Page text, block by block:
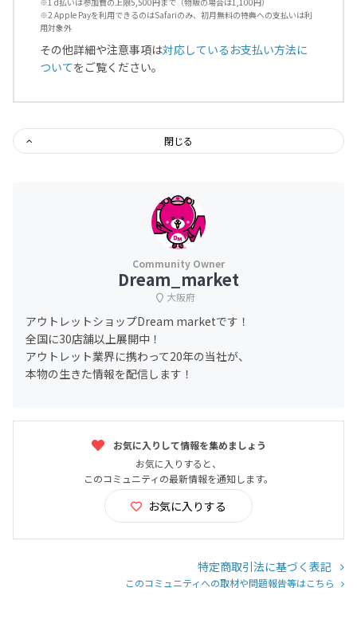
※2 Apple Payを利用できるのはSafariのみ、初月無料の特典への支払いは利
用対象外
その他詳細や注意事項は対応しているお支払い方法に
ついてをご覧ください。
閉じる
Dream_market
大阪府
アウトレットショップDream marketです！
全国に30店舗以上展開中！
アウトレット業界に携わって20年の当社が、
本物の生きた情報を配信します！
お気に入りして情報を集めましょう
お気に入りすると、
このコミュニティの最新情報を通知します。
お気に入りする
特定商取引法に基づく表記
このコミュニティへの取材や問題報告等はこちら